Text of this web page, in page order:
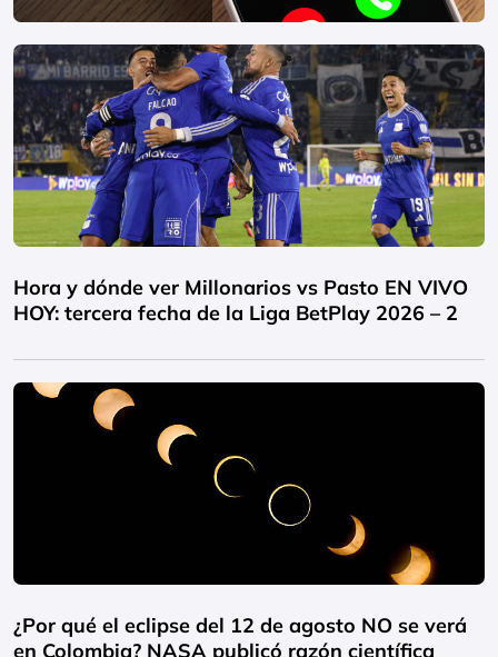
Hora y dónde ver Millonarios vs Pasto EN VIVO
HOY: tercera fecha de la Liga BetPlay 2026 – 2
¿Por qué el eclipse del 12 de agosto NO se verá
en Colombia? NASA publicó razón científica